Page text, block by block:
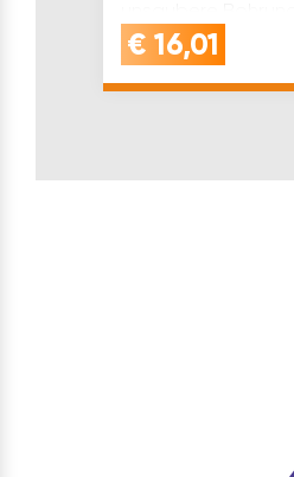
zusätzliche
nicht erforde…
€ 16,01